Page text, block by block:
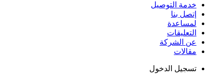
خدمة التوصيل
إتصل بنا
لمساعدة
التعليقات
عن الشركة
مقالات
تسجيل الدخول